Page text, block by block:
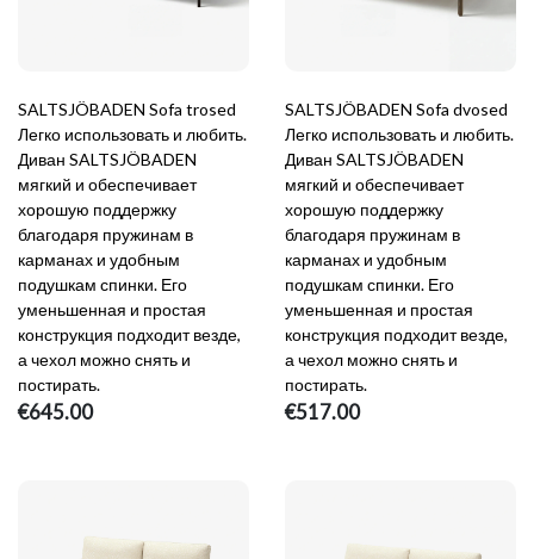
SALTSJÖBADEN Sofa trosed
Легко использовать и любить.
Диван SALTSJÖBADEN
мягкий и обеспечивает
хорошую поддержку
благодаря пружинам в
карманах и удобным
подушкам спинки. Его
уменьшенная и простая
конструкция подходит везде,
а чехол можно снять и
постирать.
€645.00
SALTSJÖBADEN Sofa dvosed
Легко использовать и любить.
Диван SALTSJÖBADEN
мягкий и обеспечивает
хорошую поддержку
благодаря пружинам в
карманах и удобным
подушкам спинки. Его
уменьшенная и простая
конструкция подходит везде,
а чехол можно снять и
постирать.
€517.00